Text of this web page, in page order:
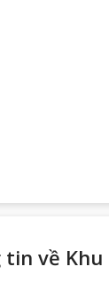
tin về